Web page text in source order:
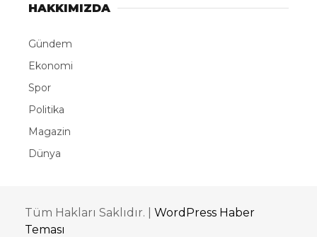
HAKKIMIZDA
Gündem
Ekonomi
Spor
Politika
Magazin
Dünya
Tüm Hakları Saklıdır. | WordPress Haber
Teması